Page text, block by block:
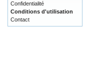
Confidentialité
Conditions d'utilisation
Contact